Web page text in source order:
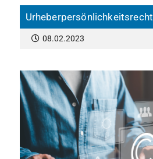
Urheberpersönlichkeitsrecht
08.02.2023